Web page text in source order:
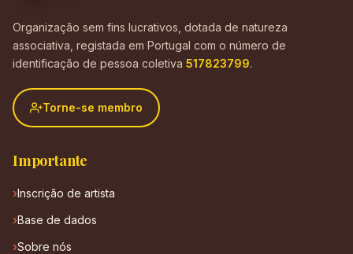
Organização sem fins lucrativos, dotada de natureza
associativa, registada em Portugal com o número de
identificação de pessoa coletiva 517823799.
Torne-se membro
Importante
Inscrição de artista
Base de dados
Sobre nós